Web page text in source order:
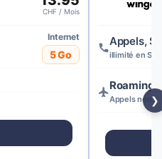
CHF / Mois
Internet
5 Go
Appels,
illimité en
Roaming
Appels non❯